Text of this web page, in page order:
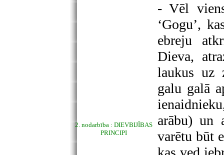
- Vēl
‘Gogu’,
ebreju
Dieva,
laukus uz
galu galā
arābu) un
varētu būt
2. nodarbība : DIEVBIJĪBAS
PRINCIPI